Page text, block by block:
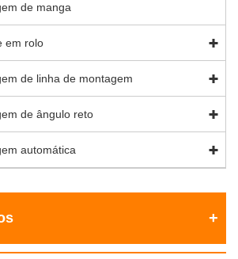
de manga
em rolo
de linha de montagem
de ângulo reto
automática